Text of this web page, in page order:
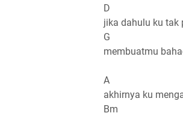
D
jika dahulu ku tak
G
membuatmu
A
akhirnya ku
Bm